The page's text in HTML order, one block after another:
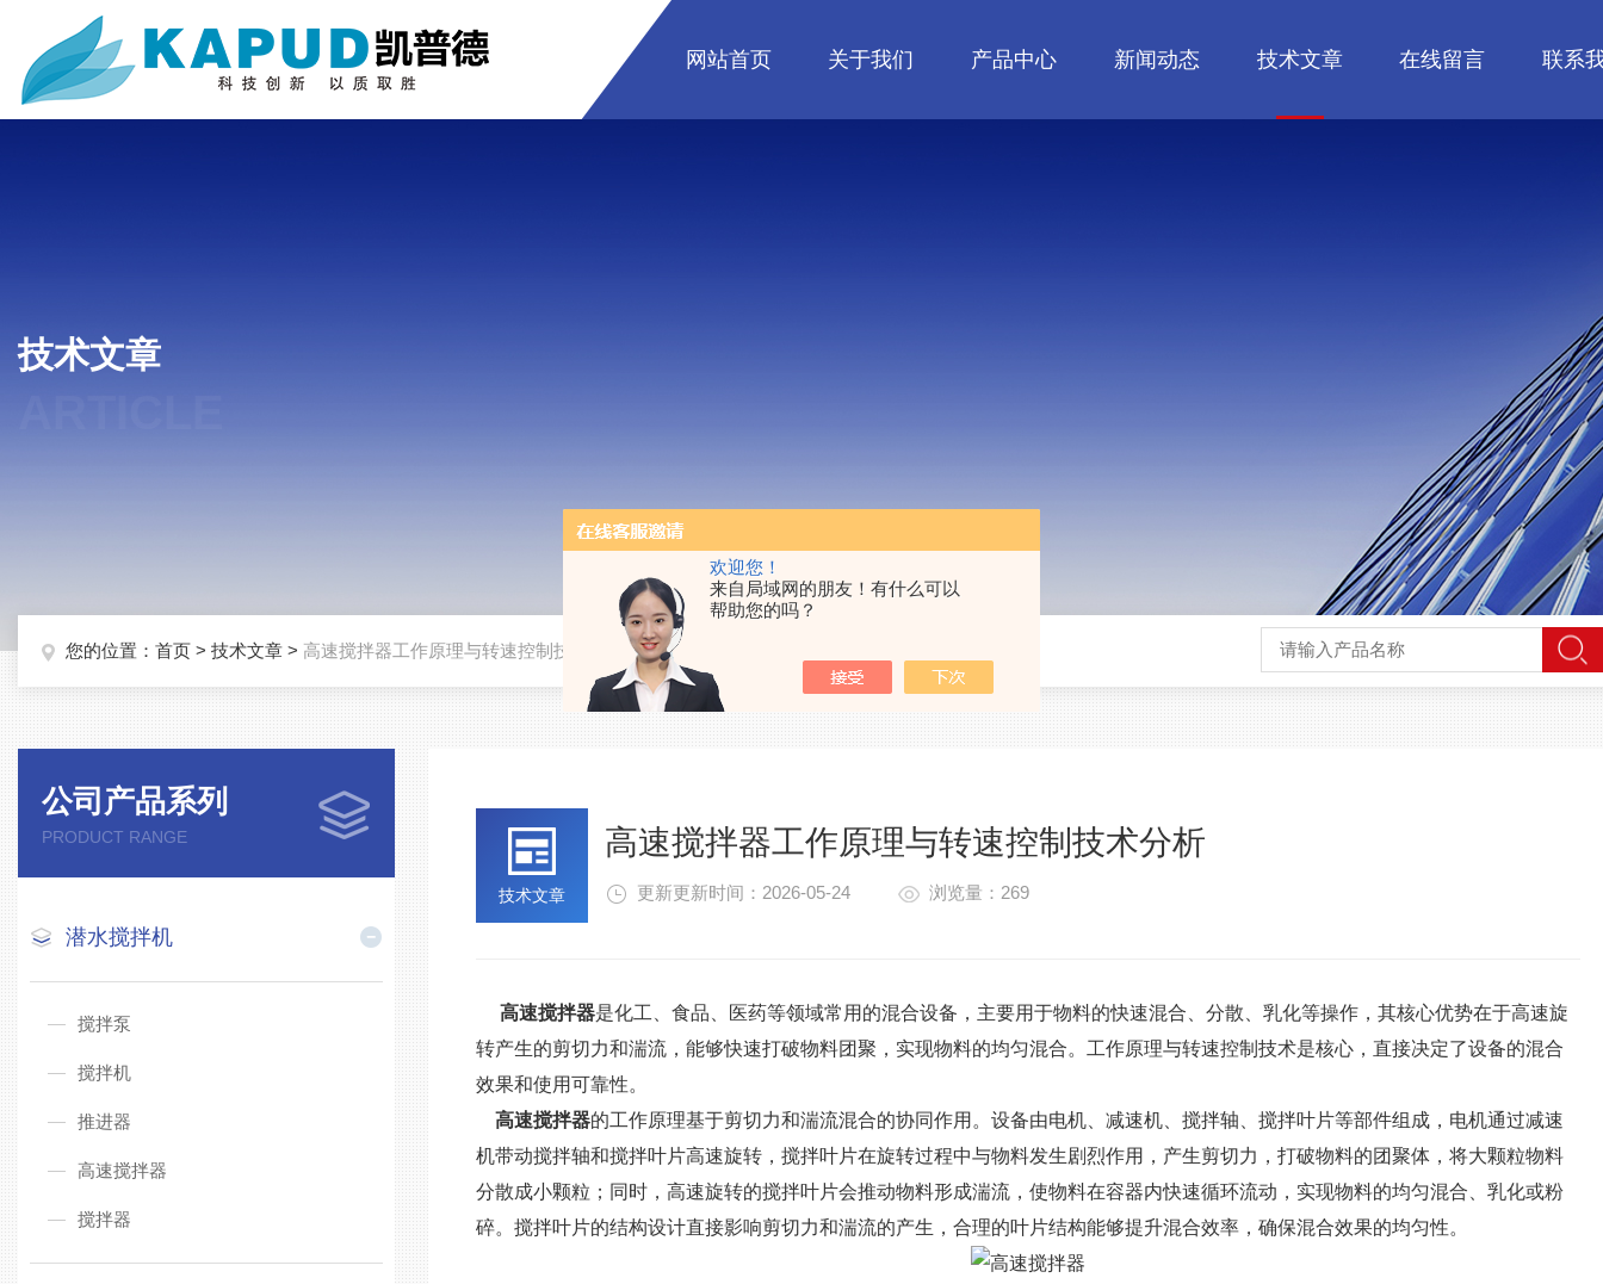
欢迎您！
来自局域网的朋友！有什么可以
帮助您的吗？
网站首页 关于我们 产品中心 新闻动态 技术文章 在线留言 联系
技术文章
您的位置： 首页 > 技术文章 > 高速搅拌器工作原理与转速控制技术分析
公司产品系列
PRODUCT RANGE
潜水搅拌机
搅拌泵
搅拌机
推进器
高速搅拌器
搅拌器
技术文章
高速搅拌器工作原理与转速控制技术分析
更新更新时间：2026-05-24 浏览量：269
高速搅拌器是化工、食品、医药等领域常用的混合设备，主要用于物料的快速混合、分散、乳化等操作，其核心优势在于高速旋
转产生的剪切力和湍流，能够快速打破物料团聚，实现物料的均匀混合。工作原理与转速控制技术是核心，直接决定了设备的混合
效果和使用可靠性。
高速搅拌器的工作原理基于剪切力和湍流混合的协同作用。设备由电机、减速机、搅拌轴、搅拌叶片等部件组成，电机通过减速
机带动搅拌轴和搅拌叶片高速旋转，搅拌叶片在旋转过程中与物料发生剧烈作用，产生剪切力，打破物料的团聚体，将大颗粒物料
分散成小颗粒；同时，高速旋转的搅拌叶片会推动物料形成湍流，使物料在容器内快速循环流动，实现物料的均匀混合、乳化或粉
碎。搅拌叶片的结构设计直接影响剪切力和湍流的产生，合理的叶片结构能够提升混合效率，确保混合效果的均匀性。